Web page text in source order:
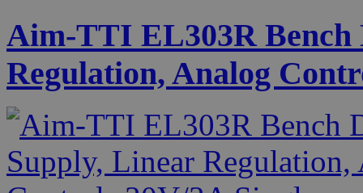
Aim-TTI EL303R Bench
Regulation, Analog